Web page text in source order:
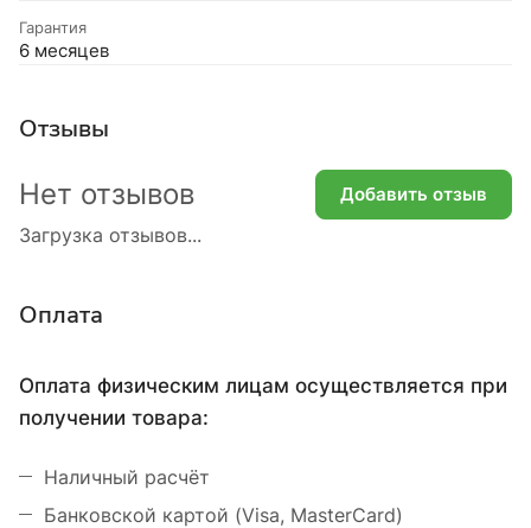
Гарантия
6 месяцев
Отзывы
Загрузка отзывов...
Нет отзывов Добавить отзыв
Оплата
Оплата физическим лицам осуществляется при
получении товара:
Наличный расчёт
Банковской картой (Visa, MasterCard)